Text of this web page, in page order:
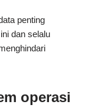
penting
dan selalu
operasi